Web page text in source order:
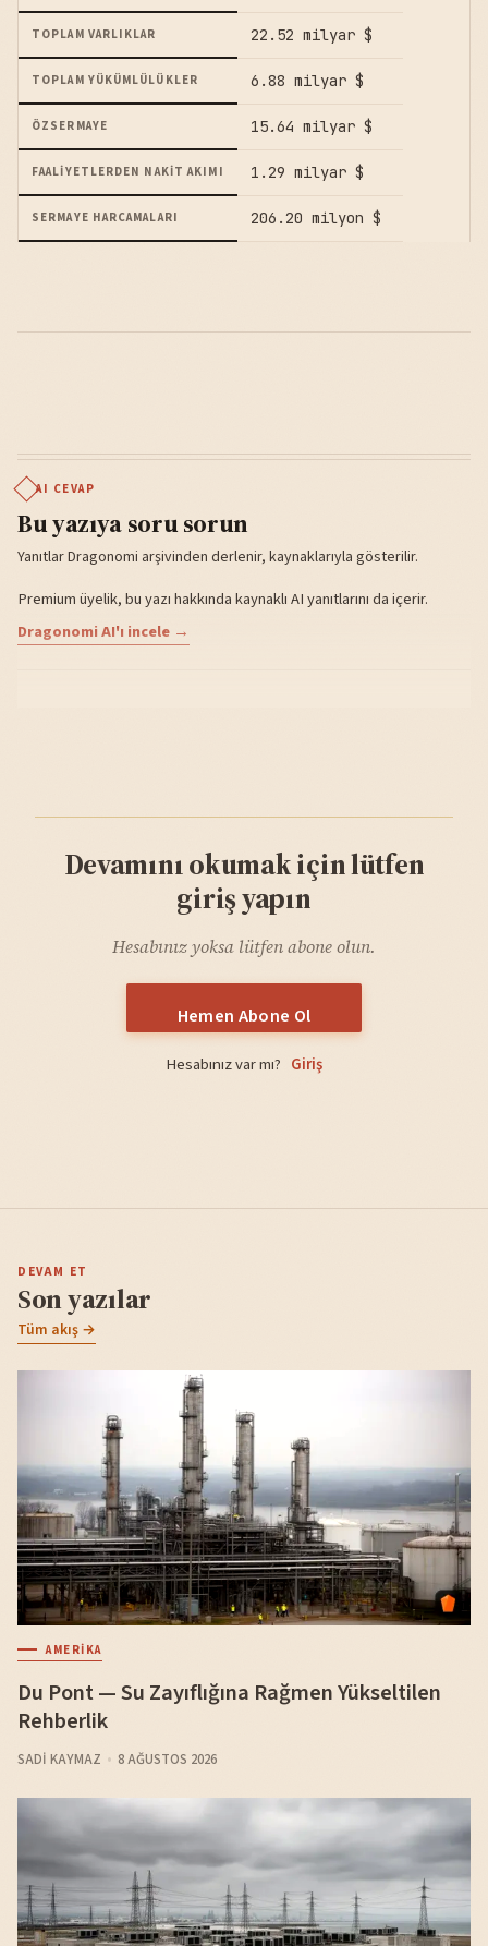
TOPLAM VARLIKLAR 22.52 milyar $
TOPLAM YÜKÜMLÜLÜKLER 6.88 milyar $
ÖZSERMAYE 15.64 milyar $
FAALIYETLERDEN NAKIT AKIMI 1.29 milyar $
SERMAYE HARCAMALARI 206.20 milyon $
AI CEVAP
Bu yazıya soru sorun
Yanıtlar Dragonomi arşivinden derlenir, kaynaklarıyla gösterilir.
Premium üyelik, bu yazı hakkında kaynaklı AI yanıtlarını da içerir.
Dragonomi AI'ı incele →
Devamını okumak için lütfen
giriş yapın
Hesabınız yoksa lütfen abone olun.
Hemen Abone Ol
Hesabınız var mı? Giriş
DEVAM ET
Son yazılar
Tüm akış →
AMERIKA
Du Pont — Su Zayıflığına Rağmen Yükseltilen
Rehberlik
SADI KAYMAZ 8 AĞUSTOS 2026